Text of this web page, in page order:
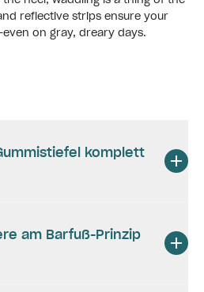
reflective strips ensure your
on gray, dreary days.
komplett
am Barfuß-Prinzip